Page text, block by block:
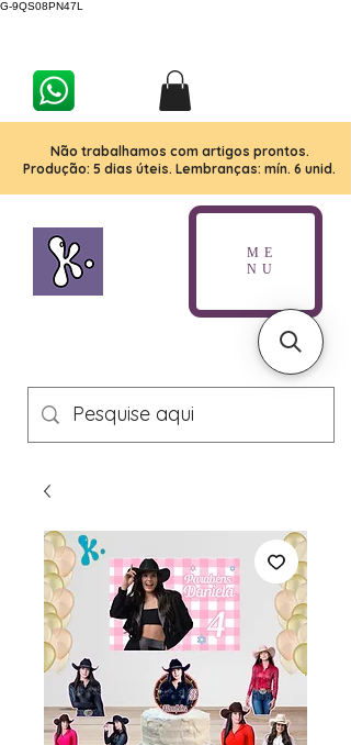
G-9QS08PN47L
Não trabalhamos com artigos prontos.
Produção: 5 dias úteis. Lembranças: mín. 6 unid.
ME
NU